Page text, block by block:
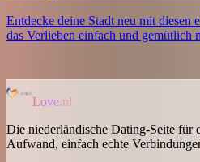
Entdecke deine Stadt neu mit diesen
das Verlieben einfach und gemütlich
Love.nl
Die niederländische Dating-Seite für
Aufwand, einfach echte